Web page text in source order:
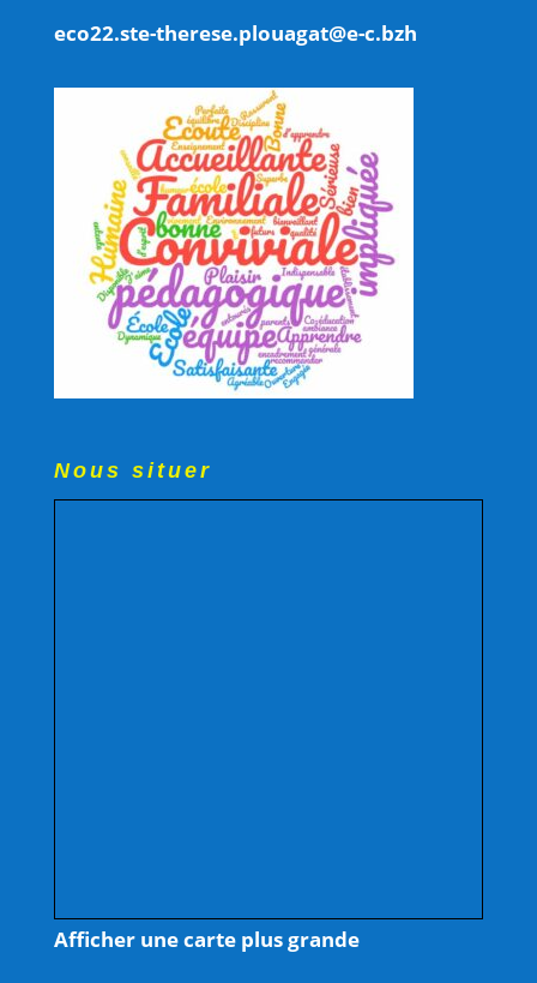
eco22.ste-therese.plouagat@e-c.bzh
Nous situer
Afficher une carte plus grande